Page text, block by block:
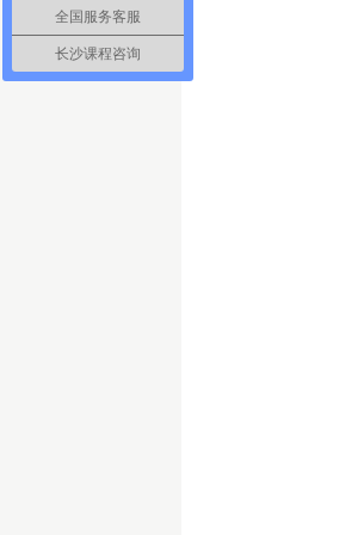
全国服务客服
长沙课程咨询